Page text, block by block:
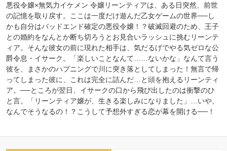
悪役令嬢×無気力イケメン 令嬢リーンティアは、ある日突然、前世
の記憶を取り戻す。ここは一度だけ遊んだ乙女ゲームの世界──し
かも自分はバッドエンド確定の悪役令嬢！？破滅回避のため、王子
との婚約をなんとか断ち切ろうとお見合いラッシュに挑むリーンテ
ィア。そんな彼女の前に現れた相手は、気だるげでやる気ゼロな公
爵令息・イサーク。「楽しいことなんて……ないかな」なんて言う
彼を、まさかのハプニングで川に突き落としてしまった！無言で帰
ってしまった彼に、これは完全に詰んだ…と頭を抱えるリーンティ
ア。──ところが翌日、イサークの口から飛び出したのは衝撃のひ
と言。「リーンティア嬢が、生きる楽しみになりました」…いや、
なんでそうなるの！？こうして予想外すぎる恋が幕を開ける──！